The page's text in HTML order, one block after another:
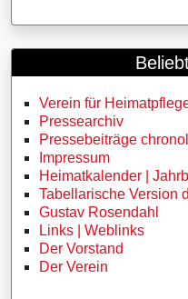
Verein für
Pressearchiv
Pressebeiträge
Impressum
Heimatkalender |
Tabellarische Version
Gustav Rosendahl
Links | Weblinks
Der Vorstand
Der Verein